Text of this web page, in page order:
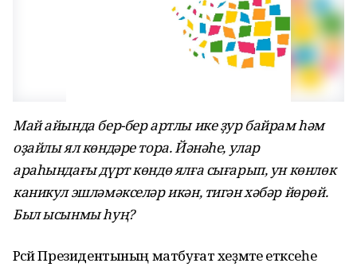
Май айында бер-бер артлы ике ҙур байрам һәм
оҙайлы ял көндәре тора. Йәнәһе, улар
араһындағы дүрт көндө ялға сығарып, ун көнлөк
каникул эшләмәкселәр икән, тигән хәбәр йөрөй.
Был ысынмы һуң?
Рәсәй Президентының матбуғат хеҙмәте етәксеһе